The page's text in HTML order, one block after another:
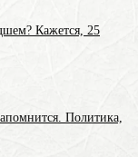
Кажется, 25
Политика,